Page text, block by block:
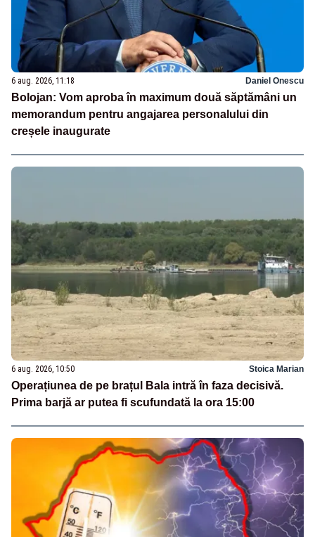
6 aug. 2026, 11:18 Daniel Onescu
Bolojan: Vom aproba în maximum două săptămâni un
memorandum pentru angajarea personalului din
creșele inaugurate
6 aug. 2026, 10:50 Stoica Marian
Operațiunea de pe brațul Bala intră în faza decisivă.
Prima barjă ar putea fi scufundată la ora 15:00